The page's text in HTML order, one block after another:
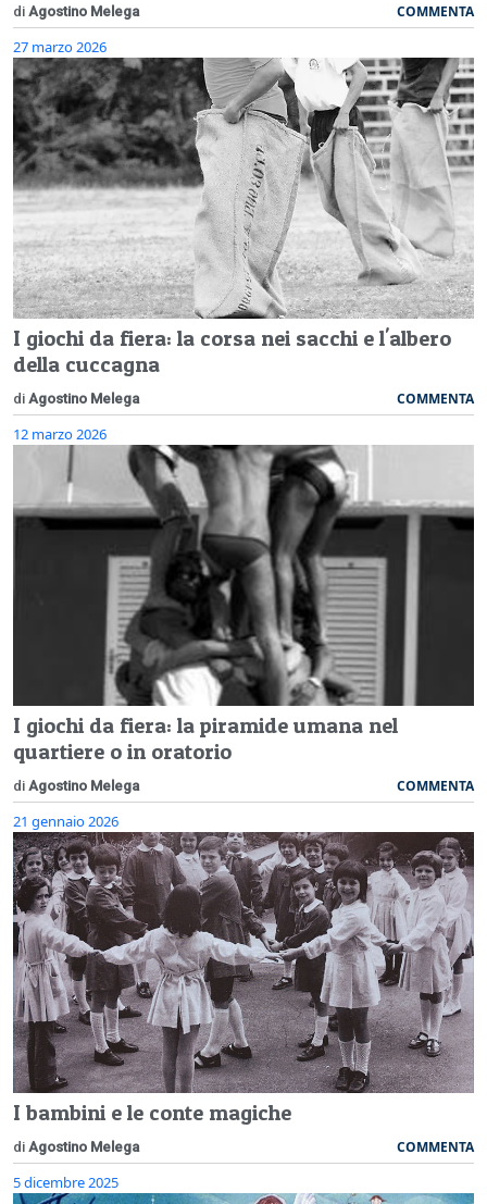
di Agostino Melega COMMENTA
27 marzo 2026
I giochi da fiera: la corsa nei sacchi e l'albero
della cuccagna
di Agostino Melega COMMENTA
12 marzo 2026
I giochi da fiera: la piramide umana nel
quartiere o in oratorio
di Agostino Melega COMMENTA
21 gennaio 2026
I bambini e le conte magiche
di Agostino Melega COMMENTA
5 dicembre 2025